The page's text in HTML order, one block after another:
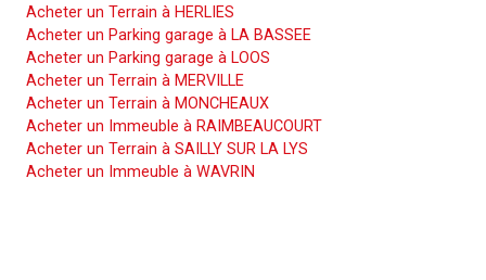
Acheter un Terrain à HERLIES
Acheter un Parking garage à LA BASSEE
Acheter un Parking garage à LOOS
Acheter un Terrain à MERVILLE
Acheter un Terrain à MONCHEAUX
Acheter un Immeuble à RAIMBEAUCOURT
Acheter un Terrain à SAILLY SUR LA LYS
Acheter un Immeuble à WAVRIN